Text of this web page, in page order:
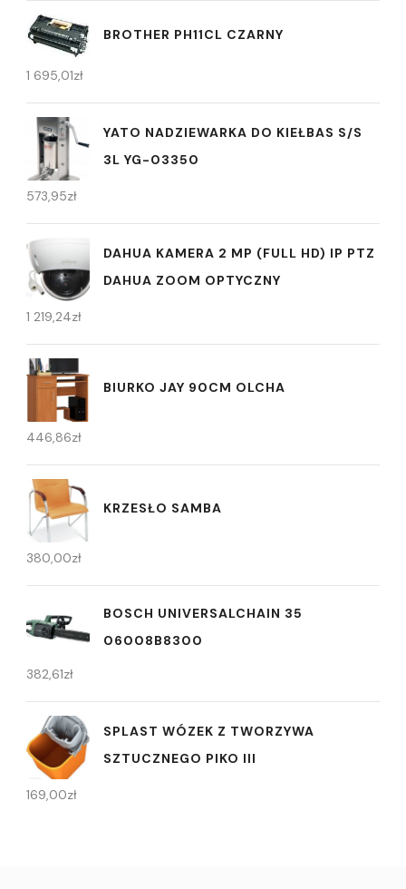
BROTHER PH11CL CZARNY
1 695,01zł
YATO NADZIEWARKA DO KIEŁBAS S/S
3L YG-03350
573,95zł
DAHUA KAMERA 2 MP (FULL HD) IP PTZ
DAHUA ZOOM OPTYCZNY
1 219,24zł
BIURKO JAY 90CM OLCHA
446,86zł
KRZESŁO SAMBA
380,00zł
BOSCH UNIVERSALCHAIN 35
06008B8300
382,61zł
SPLAST WÓZEK Z TWORZYWA
SZTUCZNEGO PIKO III
169,00zł